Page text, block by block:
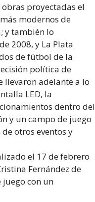
proyectadas el
modernos de
y también lo
2008, y La Plata
de fútbol de la
política de
llevaron adelante a lo
LED, la
dentro del
y un campo de juego
otros eventos y
el 17 de febrero
Fernández de
juego con un